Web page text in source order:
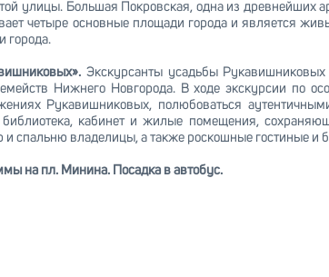
улицы. Большая Покровская, одна из древнейших
четыре основные площади города и является
города.
Экскурсанты усадьбы Рукавишниковых
Нижнего Новгорода. В ходе экскурсии по
Рукавишниковых, полюбоваться
кабинет и жилые помещения,
спальню владелицы, а также роскошные гостиные и
на пл. Минина. Посадка в автобус.